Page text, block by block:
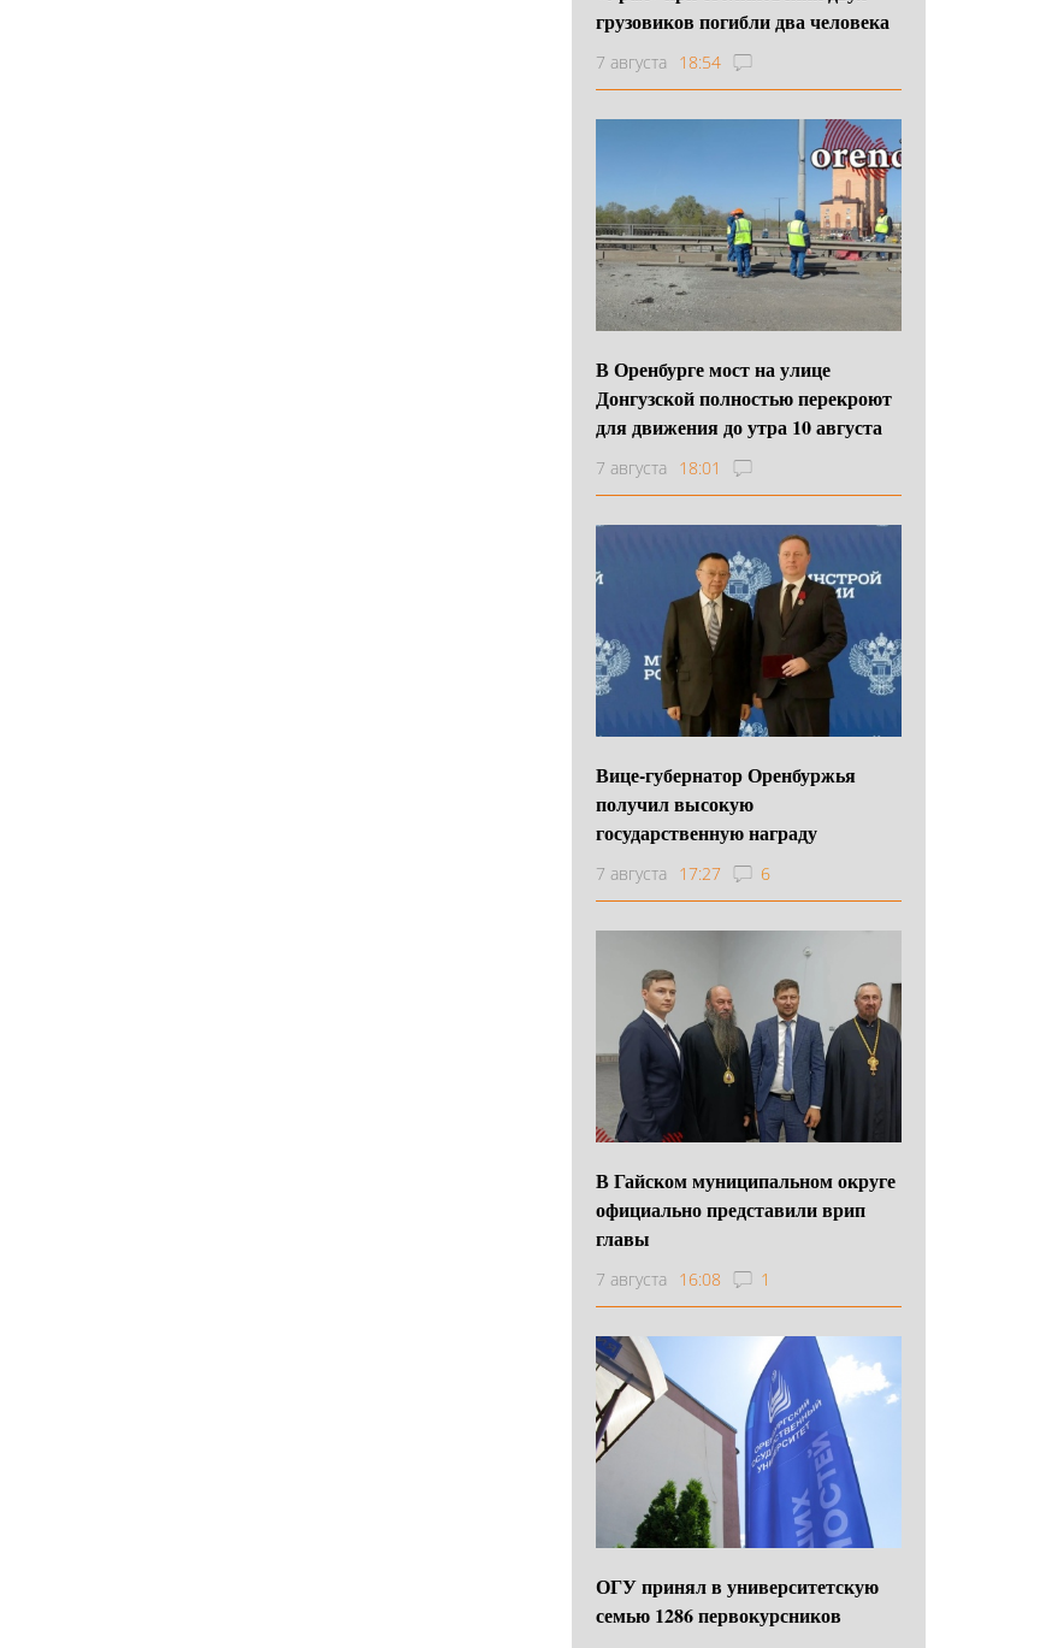
грузовиков погибли два человека
7 августа 18:54
В Оренбурге мост на улице
Донгузской полностью перекроют
для движения до утра 10 августа
7 августа 18:01
Вице-губернатор Оренбуржья
получил высокую
государственную награду
7 августа 17:27 6
В Гайском муниципальном округе
официально представили врип
главы
7 августа 16:08 1
ОГУ принял в университетскую
семью 1286 первокурсников